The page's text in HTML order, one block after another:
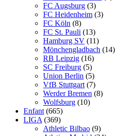
FC Augsburg (3)
FC Heidenheim (3)
FC Köln (8)
FC St. Pauli (13)
Hamburg SV (11)
Mönchengladbach (14)
RB Leipzig (16)
SC Freiburg (5)
Union Berlin (5)
VfB Stuttgart (7)
Werder Bremen (8)
Wolfsburg (10)
Enfant (665)
LIGA (369)
Athletic Bilbao (9)